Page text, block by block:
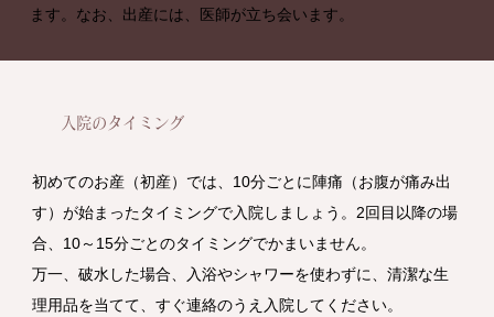
ます。なお、出産には、医師が立ち会います。
入院のタイミング
初めてのお産（初産）では、10分ごとに陣痛（お腹が痛み出
す）が始まったタイミングで入院しましょう。2回目以降の場
合、10～15分ごとのタイミングでかまいません。
万一、破水した場合、入浴やシャワーを使わずに、清潔な生
理用品を当てて、すぐ連絡のうえ入院してください。